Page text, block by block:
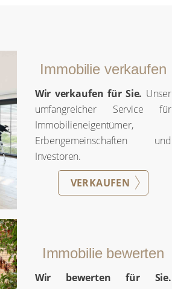
Immobilie verkaufen
Wir verkaufen für Sie. Unser
umfangreicher Service für
Immobilieneigentümer,
Erbengemeinschaften und
Investoren.
VERKAUFEN
Immobilie bewerten